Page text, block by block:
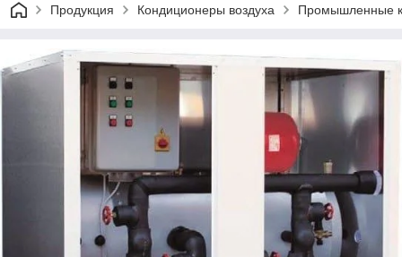
Продукция Кондиционеры воздуха Промышленные